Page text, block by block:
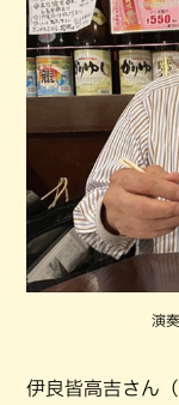
演
伊良皆高吉さん（